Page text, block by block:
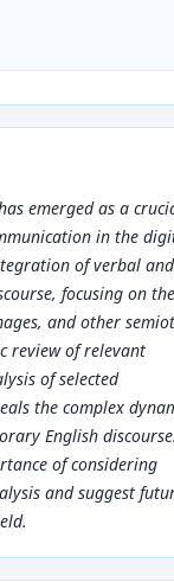
emerged as a
in the
of verbal and
focusing on the
and other
review of relevant
of selected
the complex
English discourse.
of considering
and suggest